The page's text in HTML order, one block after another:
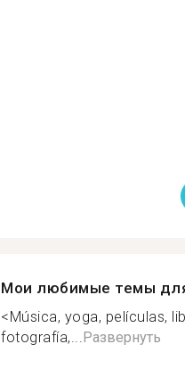
Мои любимые темы
<Música, yoga, películas,
fotografía,...Развернуть